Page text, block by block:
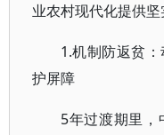
业农村现代化提供坚
1.机制防返贫
护屏障
5年过渡期里，